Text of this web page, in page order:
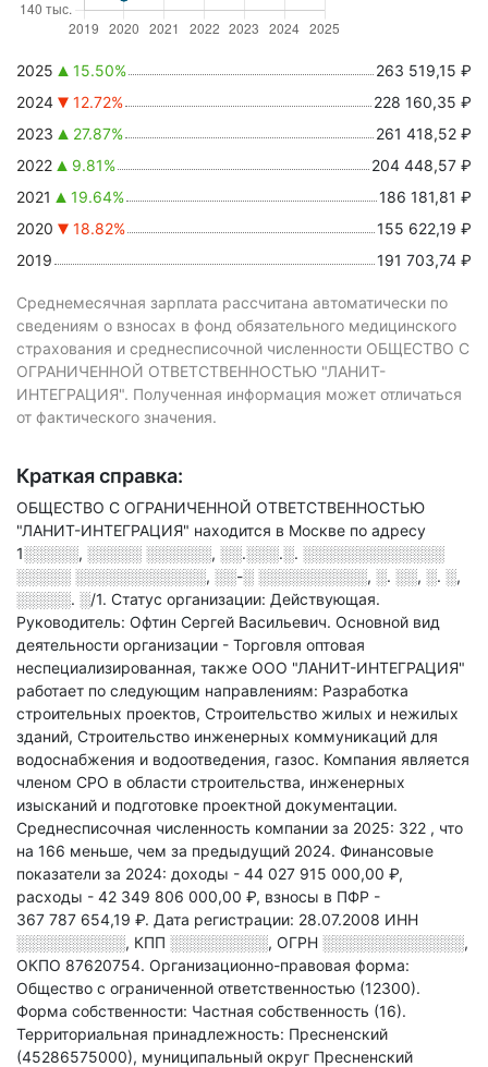
2025 15.50%
263 519,15 ₽
2024
12.72%
228 160,35 ₽
2023
27.87%
261 418,52 ₽
2022
9.81%
204 448,57 ₽
2021
19.64%
186 181,81 ₽
2020
18.82%
155 622,19 ₽
2019
191 703,74 ₽
Среднемесячная зарплата рассчитана автоматически по
сведениям о взносах в фонд обязательного медицинского
страхования и среднесписочной численности ОБЩЕСТВО С
ОГРАНИЧЕННОЙ ОТВЕТСТВЕННОСТЬЮ "ЛАНИТ-
ИНТЕГРАЦИЯ". Полученная информация может отличаться
от фактического значения.
Краткая справка:
ОБЩЕСТВО С ОГРАНИЧЕННОЙ ОТВЕТСТВЕННОСТЬЮ
"ЛАНИТ-ИНТЕГРАЦИЯ" находится в Москве по адресу
1░░░░░, ░░░░░ ░░░░░░, ░░.░░░.░. ░░░░░░░░░░░░░
░░░░░ ░░░░░░░░░░░░, ░░-░ ░░░░░░░░░░, ░. ░░, ░. ░,
░░░░░. ░/1. Статус организации: Действующая.
Руководитель: Офтин Сергей Васильевич. Основной вид
деятельности организации - Торговля оптовая
неспециализированная, также ООО "ЛАНИТ-ИНТЕГРАЦИЯ"
работает по следующим направлениям: Разработка
строительных проектов, Строительство жилых и нежилых
зданий, Строительство инженерных коммуникаций для
водоснабжения и водоотведения, газос. Компания является
членом СРО в области строительства, инженерных
изысканий и подготовке проектной документации.
Среднесписочная численность компании за 2025: 322 , что
на 166 меньше, чем за предыдущий 2024. Финансовые
показатели за 2024: доходы - 44 027 915 000,00 ₽,
расходы - 42 349 806 000,00 ₽, взносы в ПФР -
367 787 654,19 ₽. Дата регистрации: 28.07.2008 ИНН
░░░░░░░░░░, КПП ░░░░░░░░░, ОГРН ░░░░░░░░░░░░░,
ОКПО 87620754. Организационно-правовая форма:
Общество с ограниченной ответственностью (12300).
Форма собственности: Частная собственность (16).
Территориальная принадлежность: Пресненский
(45286575000), муниципальный округ Пресненский